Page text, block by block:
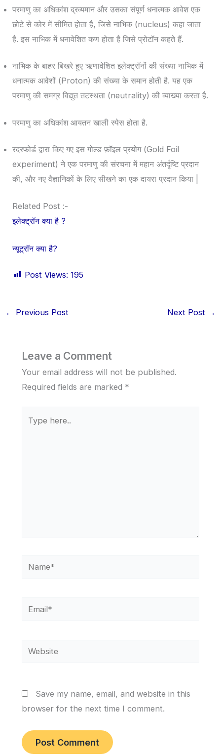
परमाणु का अधिकांश द्रव्यमान और उसका संपूर्ण धनात्मक आवेश एक
छोटे से कोर में सीमित होता है, जिसे नाभिक (nucleus) कहा जाता
है. इस नाभिक में धनावेशित कण होता है जिसे प्रोटॉन कहते हैं.
नाभिक के बाहर बिखरे हुए ऋणावेशित इलेक्ट्रॉनों की संख्या नाभिक में
धनात्मक आवेशों (Proton) की संख्या के समान होती है. यह एक
परमाणु की समग्र विद्युत तटस्थता (neutrality) की व्याख्या करता है.
परमाणु का अधिकांश आयतन खाली स्पेस होता है.
रदरफोर्ड द्वारा किए गए इस गोल्ड फ़ॉइल प्रयोग (Gold Foil
experiment) ने एक परमाणु की संरचना में महान अंतर्दृष्टि प्रदान
की, और नए वैज्ञानिकों के लिए सीखने का एक दायरा प्रदान किया |
Related Post :-
इलेक्ट्रॉन क्या है ?
न्यूट्रॉन क्या है?
Post Views: 195
← Previous Post Next Post →
Leave a Comment
Your email address will not be published.
Required fields are marked *
here..
Name*
Email*
Website
Save my name, email, and website in this
browser for the next time I comment.